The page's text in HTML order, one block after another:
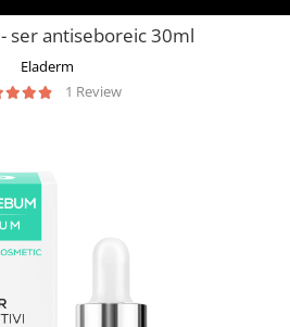
ser antiseboreic 30ml
Eladerm
1 Review